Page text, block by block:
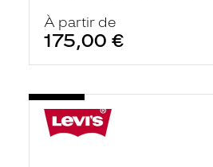
À partir de
175,00 €